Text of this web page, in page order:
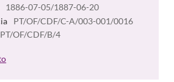
1886-07-05/1887-06-20
PT/OF/CDF/C-A/003-001/0016
PT/OF/CDF/B/4